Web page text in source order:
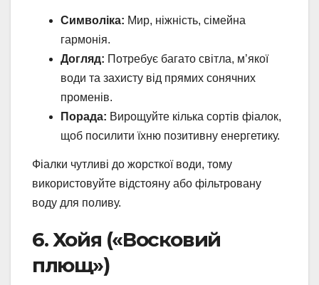
Символіка: Мир, ніжність, сімейна
гармонія.
Догляд: Потребує багато світла, м’якої
води та захисту від прямих сонячних
променів.
Порада: Вирощуйте кілька сортів фіалок,
щоб посилити їхню позитивну енергетику.
Фіалки чутливі до жорсткої води, тому
використовуйте відстояну або фільтровану
воду для поливу.
6. Хойя («Восковий
плющ»)